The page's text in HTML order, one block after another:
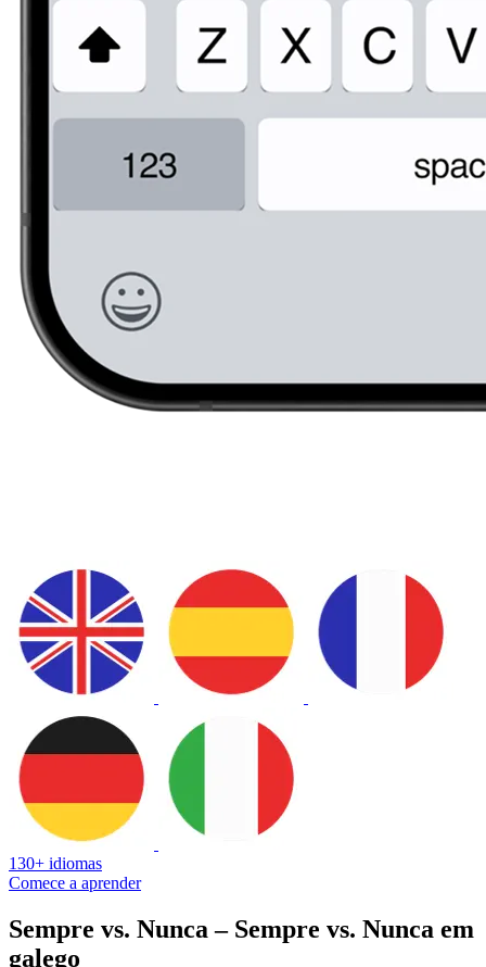
130+ idiomas
Comece a aprender
Sempre vs. Nunca – Sempre vs. Nunca em
galego